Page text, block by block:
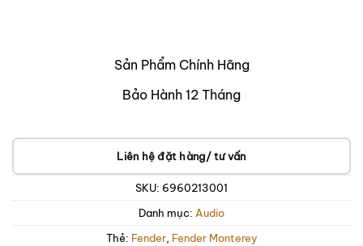
Sản Phẩm Chính Hãng
Bảo Hành 12 Tháng
Liên hệ đặt hàng/ tư vấn
SKU: 6960213001
Danh mục: Audio
Thẻ: Fender, Fender Monterey